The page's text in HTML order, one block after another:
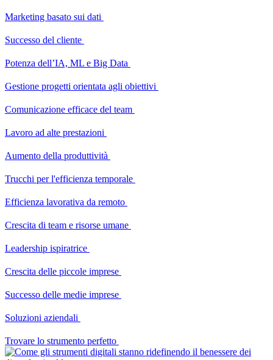
Marketing basato sui dati
Successo del cliente
Potenza dell’IA, ML e Big Data
Gestione progetti orientata agli obiettivi
Comunicazione efficace del team
Lavoro ad alte prestazioni
Aumento della produttività
Trucchi per l'efficienza temporale
Efficienza lavorativa da remoto
Crescita di team e risorse umane
Leadership ispiratrice
Crescita delle piccole imprese
Successo delle medie imprese
Soluzioni aziendali
Trovare lo strumento perfetto